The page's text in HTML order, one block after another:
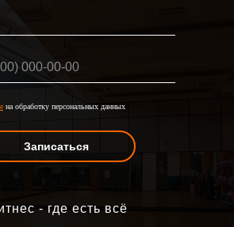
на обработку персональных данных
Записаться
- где есть всё